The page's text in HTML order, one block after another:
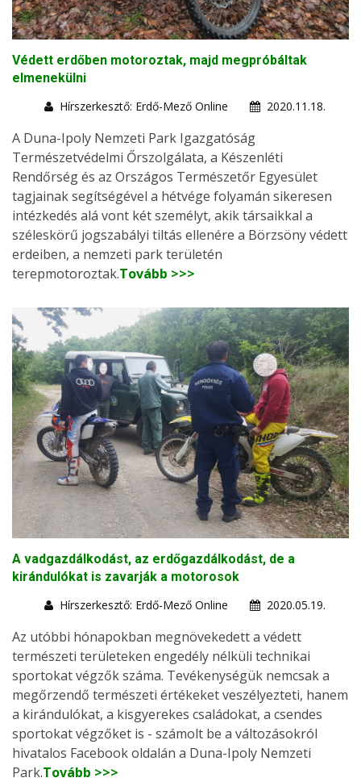
Védett erdőben motoroztak, majd megpróbáltak
elmenekülni
Hírszerkesztő: Erdő-Mező Online
2020.11.18.
A Duna-Ipoly Nemzeti Park Igazgatóság
Természetvédelmi Őrszolgálata, a Készenléti
Rendőrség és az Országos Természetőr Egyesület
tagjainak segítségével a hétvége folyamán sikeresen
intézkedés alá vont két személyt, akik társaikkal a
széleskörű jogszabályi tiltás ellenére a Börzsöny védett
erdeiben, a nemzeti park területén
terepmotoroztak.Tovább >>>
A vadgazdálkodást, az erdőgazdálkodást, de a
kirándulókat is zavarják a motorosok
Hírszerkesztő: Erdő-Mező Online
2020.05.19.
Az utóbbi hónapokban megnövekedett a védett
természeti területeken engedély nélküli technikai
sportokat végzők száma. Tevékenységük nemcsak a
megőrzendő természeti értékeket veszélyezteti, hanem
a kirándulókat, a kisgyerekes családokat, a csendes
sportokat végzőket is - számolt be a változásokról
hivatalos Facebook oldalán a Duna-Ipoly Nemzeti
Park.Tovább >>>